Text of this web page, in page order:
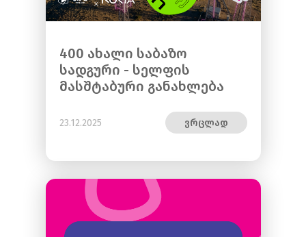
400 ახალი საბაზო
სადგური - სელფის
მასშტაბური განახლება
23.12.2025 ვრცლად